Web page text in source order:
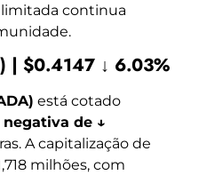
continua
| $0.4147 ↓ 6.03%
está cotado
de ↓
A capitalização de
milhões, com